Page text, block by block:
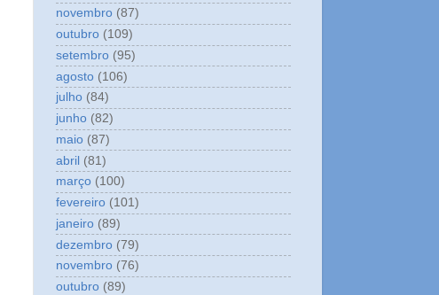
novembro (87)
outubro (109)
setembro (95)
agosto (106)
julho (84)
junho (82)
maio (87)
abril (81)
março (100)
fevereiro (101)
janeiro (89)
dezembro (79)
novembro (76)
outubro (89)